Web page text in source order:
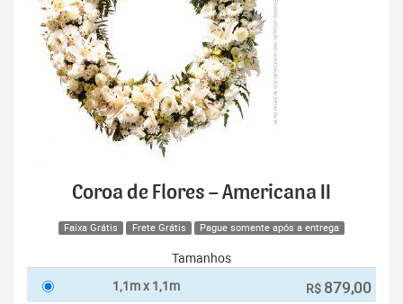
Coroa de Flores – Americana II
Faixa Grátis Frete Grátis Pague somente após a entrega
Tamanhos
1,1m x 1,1m
R$ 879,00